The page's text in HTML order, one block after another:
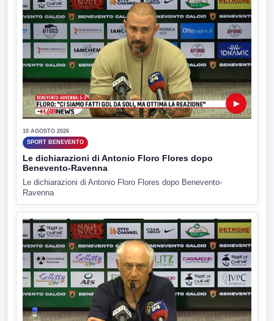
▶
10 AGOSTO 2026
SPORT BENEVENTO
Le dichiarazioni di Antonio Floro Flores dopo
Benevento-Ravenna
Le dichiarazioni di Antonio Floro Flores dopo Benevento-
Ravenna